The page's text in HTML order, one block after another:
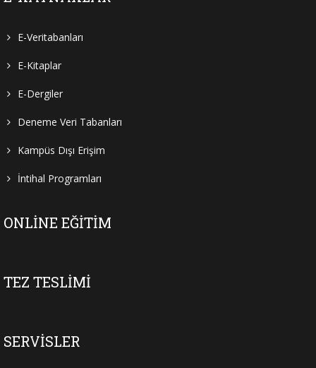
E-Veritabanları
E-Kitaplar
E-Dergiler
Deneme Veri Tabanları
Kampüs Dışı Erişim
İntihal Programları
ONLINE EĞITIM
TEZ TESLIMI
SERVISLER